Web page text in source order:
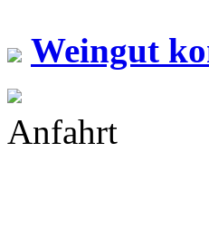
Weingut
Anfahrt